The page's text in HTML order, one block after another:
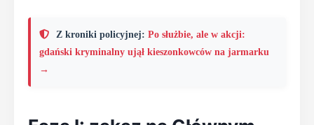
Z kroniki policyjnej: Po służbie, ale w akcji:
gdański kryminalny ujął kieszonkowców na jarmarku
→